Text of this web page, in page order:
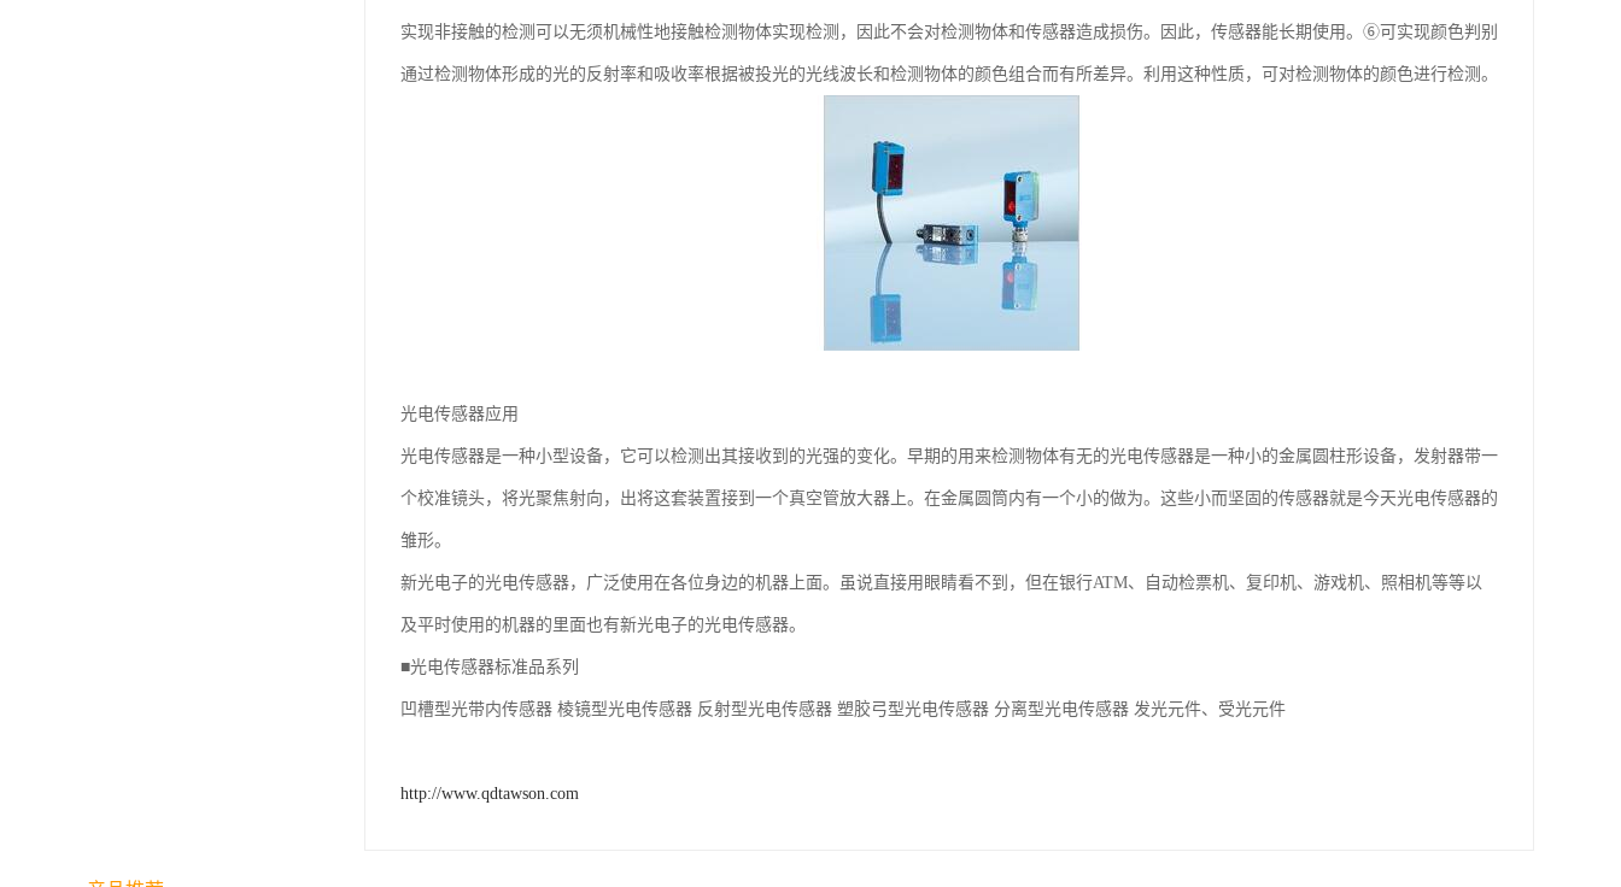
实现非接触的检测可以无须机械性地接触检测物体实现检测，因此不会对检测物体和传感器造成损伤。因此，传感器能长期使用。⑥可实现颜色判别
通过检测物体形成的光的反射率和吸收率根据被投光的光线波长和检测物体的颜色组合而有所差异。利用这种性质，可对检测物体的颜色进行检测。
光电传感器应用
光电传感器是一种小型设备，它可以检测出其接收到的光强的变化。早期的用来检测物体有无的光电传感器是一种小的金属圆柱形设备，发射器带一
个校准镜头，将光聚焦射向，出将这套装置接到一个真空管放大器上。在金属圆筒内有一个小的做为。这些小而坚固的传感器就是今天光电传感器的
雏形。
新光电子的光电传感器，广泛使用在各位身边的机器上面。虽说直接用眼睛看不到，但在银行ATM、自动检票机、复印机、游戏机、照相机等等以
及平时使用的机器的里面也有新光电子的光电传感器。
■光电传感器标准品系列
凹槽型光带内传感器 棱镜型光电传感器 反射型光电传感器 塑胶弓型光电传感器 分离型光电传感器 发光元件、受光元件
http://www.qdtawson.com